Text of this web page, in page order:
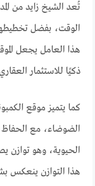
تُعد الشيخ زايد من
الوقت، بفضل تخطيطها
هذا العامل يجعل
ذكيًا للاستثمار
كما يتميز موقع
الضوضاء، مع الحفاظ
الحيوية، وهو توازن
هذا التوازن ينعكس